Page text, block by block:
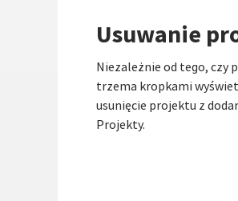
Usuwanie
Niezależnie od tego, czy
trzema kropkami
usunięcie projektu z
Projekty.